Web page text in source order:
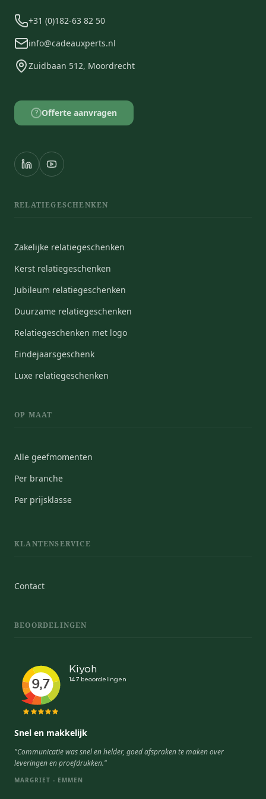
+31 (0)182-63 82 50
info@cadeauxperts.nl
Zuidbaan 512, Moordrecht
? Offerte aanvragen
RELATIEGESCHENKEN
Zakelijke relatiegeschenken
Kerst relatiegeschenken
Jubileum relatiegeschenken
Duurzame relatiegeschenken
Relatiegeschenken met logo
Eindejaarsgeschenk
Luxe relatiegeschenken
OP MAAT
Alle geefmomenten
Per branche
Per prijsklasse
KLANTENSERVICE
Contact
BEOORDELINGEN
Snel en makkelijk
"Communicatie was snel en helder, goed afspraken te maken over
leveringen en proefdrukken."
MARGRIET - EMMEN